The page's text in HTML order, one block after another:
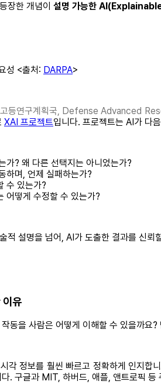
장한 개념이설명 가능한
성 <출처: DARPA>
고등연구계획국, Defense Advanced
XAI 프로젝트입니다. 프로젝트는 AI가 다
가? 왜 다른 선택지는 아니었는가?
하며, 언제 실패하는가?
수 있는가?
어떻게 수정할 수 있는가?
적 설명을 넘어, AI가 도출한 결과를 신뢰
이유
동을 사람은 어떻게 이해할 수 있을까요?
각 정보를 훨씬 빠르고 정확하게 인지
. 구글과 MIT, 하버드, 애플, 앤트로픽